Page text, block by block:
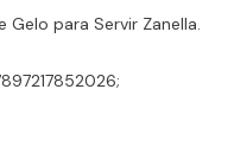
para Servir Zanella.